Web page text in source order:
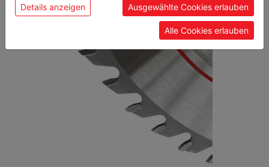
Details anzeigen Ausgewählte Cookies erlauben
Alle Cookies erlauben